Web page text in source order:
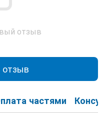
отзыв
отзыв
частями